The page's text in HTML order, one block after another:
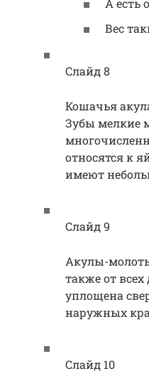
А есть
Вес
Слайд 8
Кошачья
Зубы мелкие
относятся к
имеют
Слайд 9
Акулы-
также от
уплощена
наружных
Слайд 10